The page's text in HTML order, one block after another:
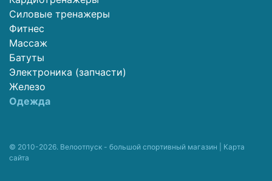
Силовые тренажеры
Фитнес
Массаж
Батуты
Электроника (запчасти)
Железо
Одежда
© 2010-2026. Велоотпуск - большой спортивный магазин | Карта
сайта